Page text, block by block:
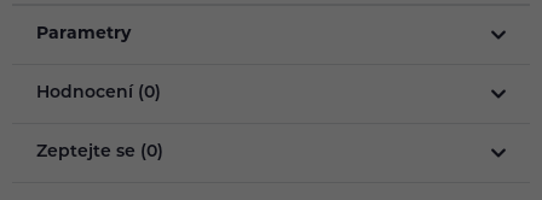
Parametry
Hodnocení (0)
Zeptejte se (0)